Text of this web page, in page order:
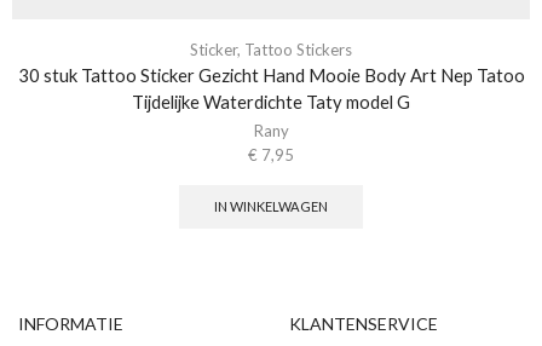
Sticker, Tattoo Stickers
30 stuk Tattoo Sticker Gezicht Hand Mooie Body Art Nep Tatoo
Tijdelijke Waterdichte Taty model G
Rany
€ 7,95
IN WINKELWAGEN
INFORMATIE KLANTENSERVICE